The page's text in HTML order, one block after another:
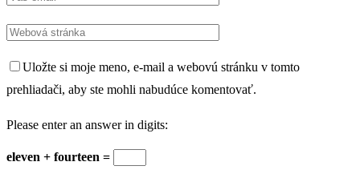
Uložte si moje meno, e-mail a webovú stránku v tomto
prehliadači, aby ste mohli nabudúce komentovať.
Please enter an answer in digits:
eleven + fourteen =